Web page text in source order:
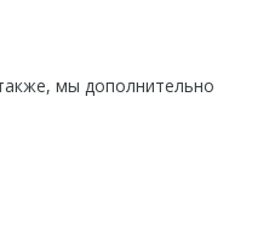
мы дополнительно